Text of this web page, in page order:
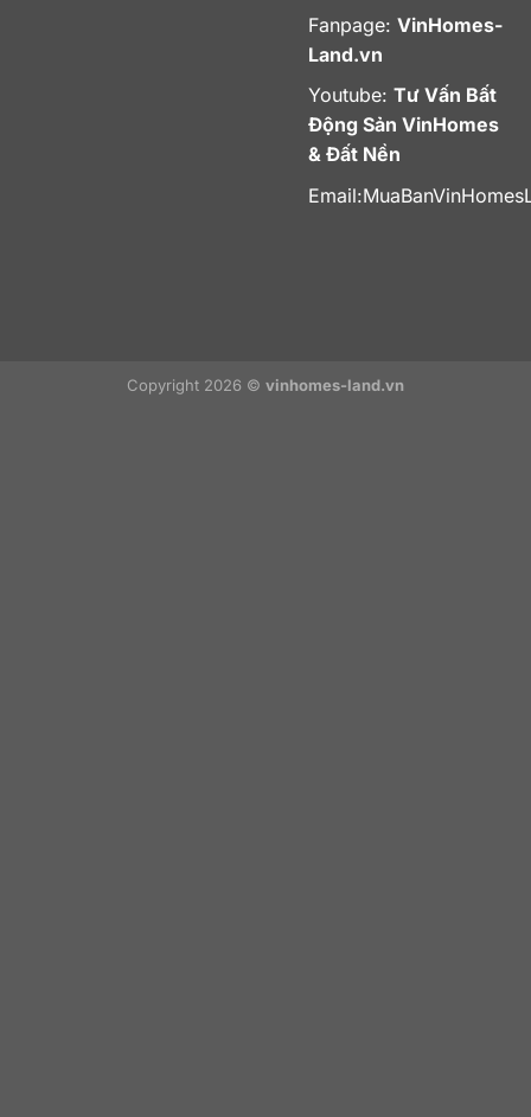
Fanpage: VinHomes-
Land.vn
Youtube: Tư Vấn Bất
Động Sản VinHomes
& Đất Nền
Email:
Copyright 2026 © vinhomes-land.vn